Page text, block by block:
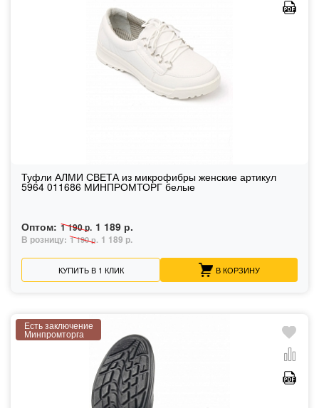
Туфли АЛМИ СВЕТА из микрофибры женские артикул
5964 011686 МИНПРОМТОРГ белые
Оптом: 1 190 р. 1 189 р.
В розницу: 1 190 р. 1 189 р.
КУПИТЬ В 1 КЛИК В КОРЗИНУ
Есть заключение
Минпромторга